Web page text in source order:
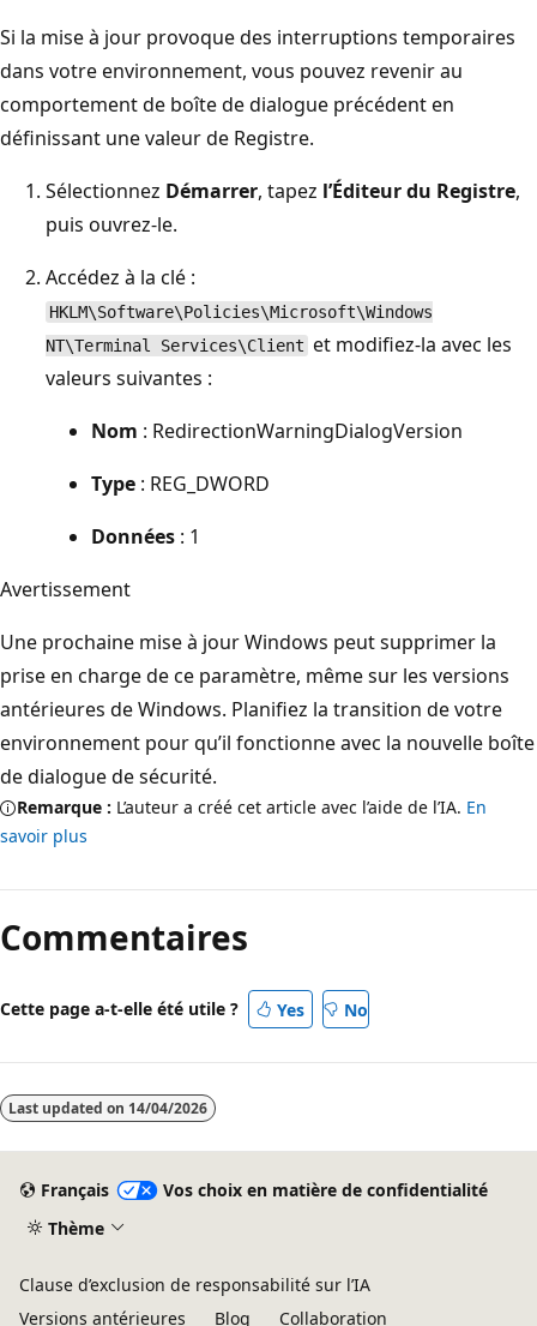
Si la mise à jour provoque des interruptions temporaires
dans votre environnement, vous pouvez revenir au
comportement de boîte de dialogue précédent en
définissant une valeur de Registre.
Sélectionnez Démarrer, tapez l’Éditeur du Registre,
puis ouvrez-le.
Accédez à la clé :
HKLM\Software\Policies\Microsoft\Windows
NT\Terminal Services\Client et modifiez-la avec les
valeurs suivantes :
Nom : RedirectionWarningDialogVersion
Type : REG_DWORD
Données : 1
Avertissement
Une prochaine mise à jour Windows peut supprimer la
prise en charge de ce paramètre, même sur les versions
antérieures de Windows. Planifiez la transition de votre
environnement pour qu’il fonctionne avec la nouvelle boîte
de dialogue de sécurité.
Remarque : L’auteur a créé cet article avec l’aide de l’IA. En
savoir plus
Commentaires
Cette page a-t-elle été utile ? Yes No
Last updated on 14/04/2026
Français
Vos choix en matière de confidentialité
Thème
Clause d’exclusion de responsabilité sur l’IA
Versions antérieures
Blog Collaboration